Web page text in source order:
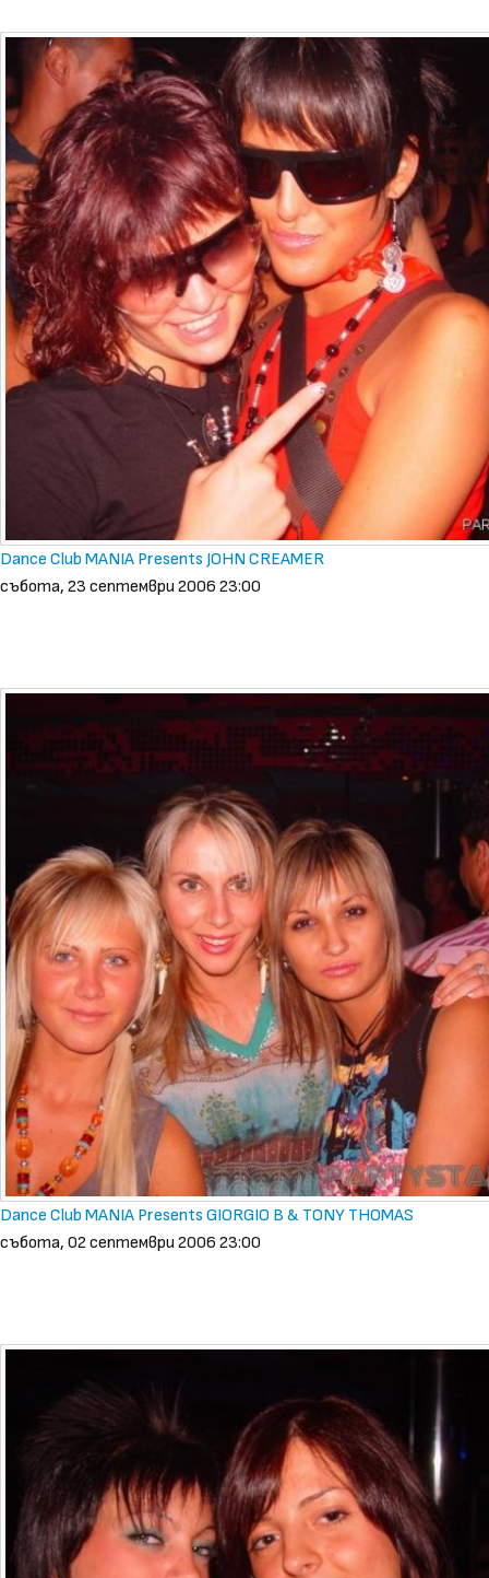
Dance Club MANIA Presents JOHN CREAMER
събота, 23 септември 2006 23:00
Dance Club MANIA Presents GIORGIO B & TONY THOMAS
събота, 02 септември 2006 23:00